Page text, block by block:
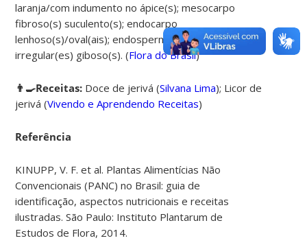
laranja/com indumento no ápice(s); mesocarpo
fibroso(s) suculento(s); endocarpo
lenhoso(s)/oval(ais); endosperma levemente
irregular(es) giboso(s). (Flora do Brasil)
👨‍🍳Receitas: Doce de jerivá (Silvana Lima); Licor de
jerivá(Vivendo e Aprendendo Receitas)
Referência
KINUPP, V. F. et al. Plantas Alimentícias Não
Convencionais (PANC) no Brasil: guia de
identificação, aspectos nutricionais e receitas
ilustradas. São Paulo: Instituto Plantarum de
Estudos de Flora, 2014.